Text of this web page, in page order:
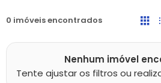
0 imóveis encontrados
Nenhum imóvel
Tente ajustar os filtros ou